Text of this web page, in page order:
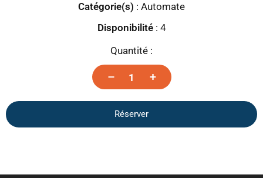
Catégorie(s) : Automate
Disponibilité: 4
Quantité :
– +
Réserver